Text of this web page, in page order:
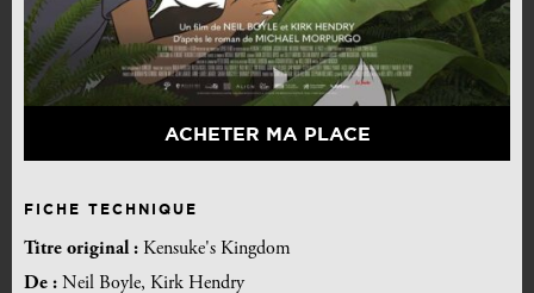
ACHETER MA PLACE
FICHE TECHNIQUE
Titre original : Kensuke's Kingdom
De : Neil Boyle, Kirk Hendry